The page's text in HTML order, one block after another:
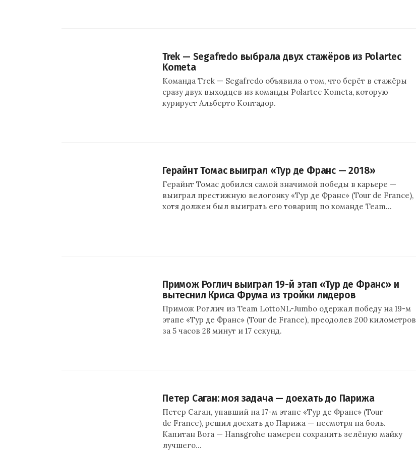
Trek — Segafredo выбрала двух стажёров из Polartec
Kometa
Команда Trek — Segafredo объявила о том, что берёт в стажёры
сразу двух выходцев из команды Polartec Kometa, которую
курирует Альберто Контадор.
Герайнт Томас выиграл «Тур де Франс — 2018»
Герайнт Томас добился самой значимой победы в карьере —
выиграл престижную велогонку «Тур де Франс» (Tour de France),
хотя должен был выиграть его товарищ по команде Team…
Примож Роглич выиграл 19-й этап «Тур де Франс» и
вытеснил Криса Фрума из тройки лидеров
Примож Роглич из Team LottoNL-Jumbo одержал победу на 19-м
этапе «Тур де Франс» (Tour de France), преодолев 200 километров
за 5 часов 28 минут и 17 секунд.
Петер Саган: моя задача — доехать до Парижа
Петер Саган, упавший на 17-м этапе «Тур де Франс» (Tour
de France), решил доехать до Парижа — несмотря на боль.
Капитан Bora — Hansgrohe намерен сохранить зелёную майку
лучшего…